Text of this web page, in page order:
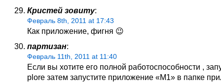
Крuсmей зовumу:
Февраль 8th, 2011 at 17:43
Как приложение, фигня 😉
партизан:
Февраль 11th, 2011 at 11:40
Если вы хотите его полной работоспособности ,
plore затем запустите приложение «М1» в папке